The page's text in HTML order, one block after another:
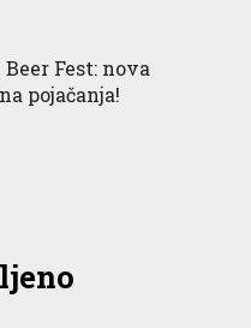
Beer Fest: nova
pojačanja!